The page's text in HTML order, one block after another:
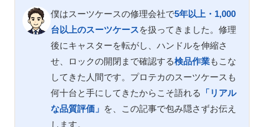
僕はスーツケースの修理会社で5年以上・1,000
台以上のスーツケースを扱ってきました。修理
後にキャスターを転がし、ハンドルを伸縮さ
せ、ロックの開閉まで確認する検品作業もこな
してきた人間です。プロテカのスーツケースも
何十台と手にしてきたからこそ語れる
「リアル
な品質評価」
を、この記事で包み隠さずお伝え
します。